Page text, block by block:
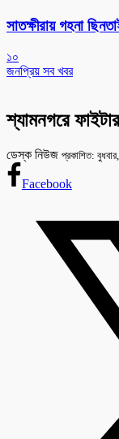
সাতক্ষীরায় গহনা
১০
জনপ্রিয় সব খবর
শ্যামনগরে
ডেস্ক নিউজ প্রকাশিত:
Facebook